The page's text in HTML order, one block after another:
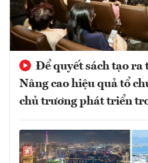
Để quyết sách tạo ra
Nâng cao hiệu quả tổ
chủ trương phát triển